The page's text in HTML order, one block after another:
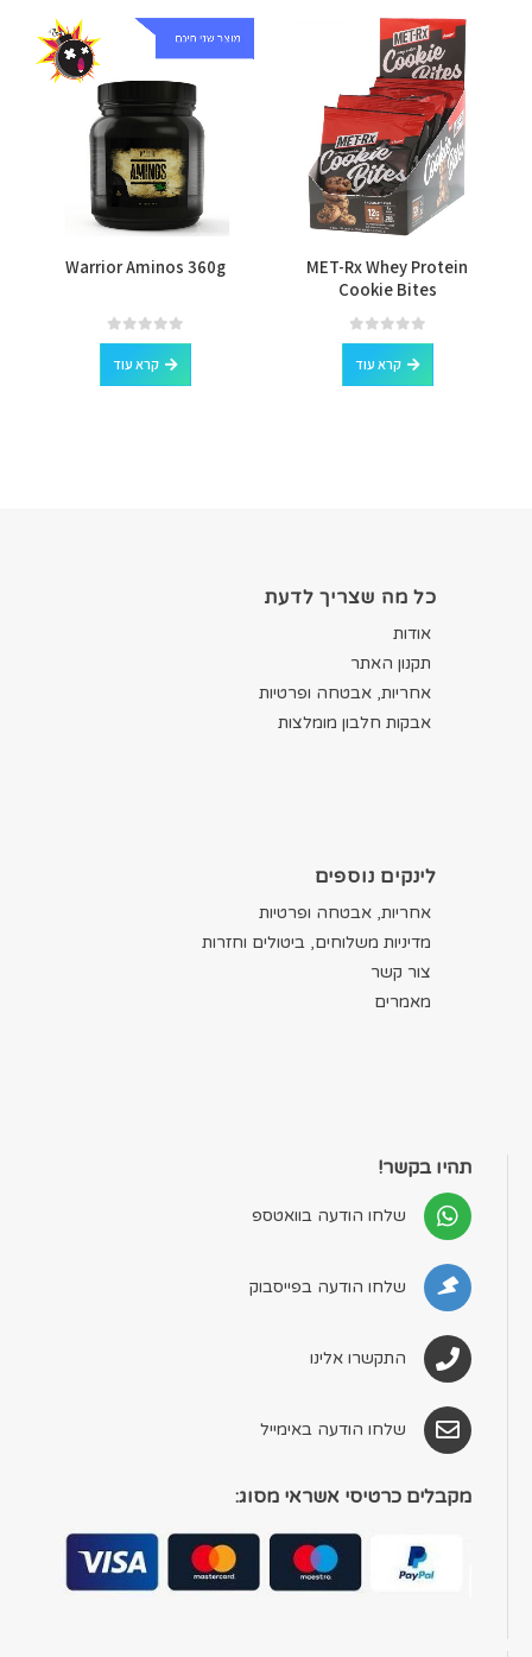
MET-Rx Whey Protein
Cookie Bites
0
out of 5
קרא עוד
Warrior Aminos 360g
0
out of 5
קרא עוד
כל מה שצריך לדעת
אודות
תקנון האתר
אחריות, אבטחה ופרטיות
אבקות חלבון מומלצות
לינקים נוספים
אחריות, אבטחה ופרטיות
מדיניות משלוחים, ביטולים וחזרות
צור קשר
מאמרים
תהיו בקשר!
שלחו הודעה בוואטספ
שלחו הודעה בפייסבוק
התקשרו אלינו
שלחו הודעה באימייל
מקבלים כרטיסי אשראי מסוג: